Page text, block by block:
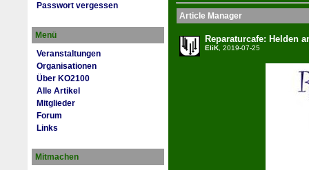
Passwort vergessen
Menü
Veranstaltungen
Organisationen
Über KO2100
Alle Artikel
Mitglieder
Forum
Links
Mitmachen
Article Manager
Reparaturcafe: Helden
EliK, 2019-07-25